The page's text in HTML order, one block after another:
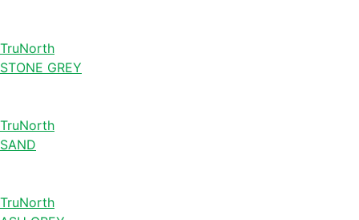
TruNorth
STONE GREY
TruNorth
SAND
TruNorth